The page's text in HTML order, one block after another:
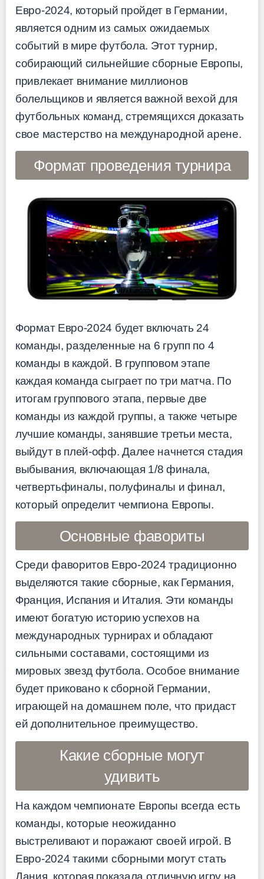
Евро-2024, который пройдет в Германии,
является одним из самых ожидаемых
событий в мире футбола. Этот турнир,
собирающий сильнейшие сборные Европы,
привлекает внимание миллионов
болельщиков и является важной вехой для
футбольных команд, стремящихся доказать
свое мастерство на международной арене.
Формат проведения турнира
Формат Евро-2024 будет включать 24
команды, разделенные на 6 групп по 4
команды в каждой. В групповом этапе
каждая команда сыграет по три матча. По
итогам группового этапа, первые две
команды из каждой группы, а также четыре
лучшие команды, занявшие третьи места,
выйдут в плей-офф. Далее начнется стадия
выбывания, включающая 1/8 финала,
четвертьфиналы, полуфиналы и финал,
который определит чемпиона Европы.
Основные фавориты
Среди фаворитов Евро-2024 традиционно
выделяются такие сборные, как Германия,
Франция, Испания и Италия. Эти команды
имеют богатую историю успехов на
международных турнирах и обладают
сильными составами, состоящими из
мировых звезд футбола. Особое внимание
будет приковано к сборной Германии,
играющей на домашнем поле, что придаст
ей дополнительное преимущество.
Какие сборные могут
удивить
На каждом чемпионате Европы всегда есть
команды, которые неожиданно
выстреливают и поражают своей игрой. В
Евро-2024 такими сборными могут стать
Дания, которая показала отличную игру на